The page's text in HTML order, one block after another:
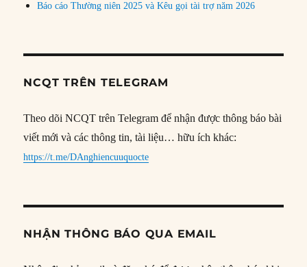
Báo cáo Thường niên 2025 và Kêu gọi tài trợ năm 2026
NCQT TRÊN TELEGRAM
Theo dõi NCQT trên Telegram để nhận được thông báo bài
viết mới và các thông tin, tài liệu… hữu ích khác:
https://t.me/DAnghiencuuquocte
NHẬN THÔNG BÁO QUA EMAIL